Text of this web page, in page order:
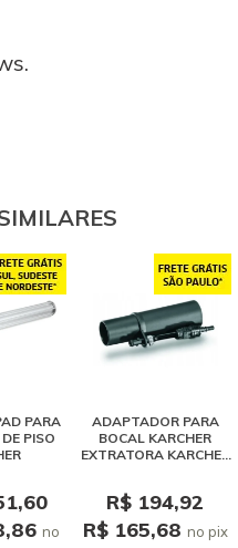
PARA
PISO
no
ADAPTADOR PARA
BOCAL KARCHER
EXTRATORA KARCHER
R$ 194,92
R$ 165,68 no pix